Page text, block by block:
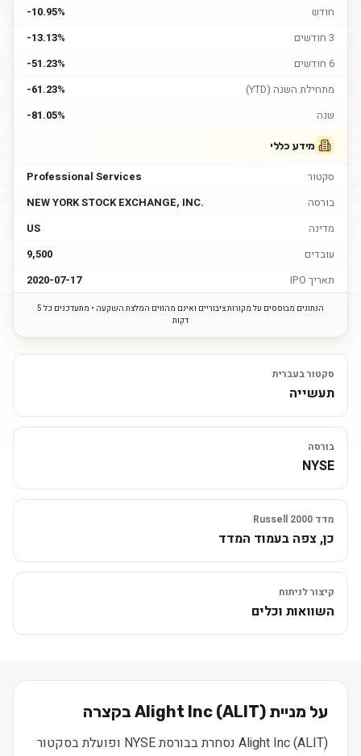
חודש
-10.95%
3 חודשים
-13.13%
6 חודשים
-51.23%
מתחילת השנה (YTD)
-61.23%
שנה
-81.05%
מידע כללי
סקטור
Professional Services
בורסה
NEW YORK STOCK EXCHANGE, INC.
מדינה
US
עובדים
9,500
תאריך IPO
2020-07-17
הנתונים מבוססים על מקורות ציבוריים ואינם מהווים המלצת השקעה • מתעדכנים כל 5
דקות
סקטור בעברית
תעשייה
בורסה
NYSE
מדד Russell 2000
כן, צפה בעמוד המדד
קיצור לניתוח
השוואות וכלים
על מניית Alight Inc (ALIT) בקצרה
Alight Inc (ALIT) נסחרת בבורסת NYSE ופועלת בסקטור